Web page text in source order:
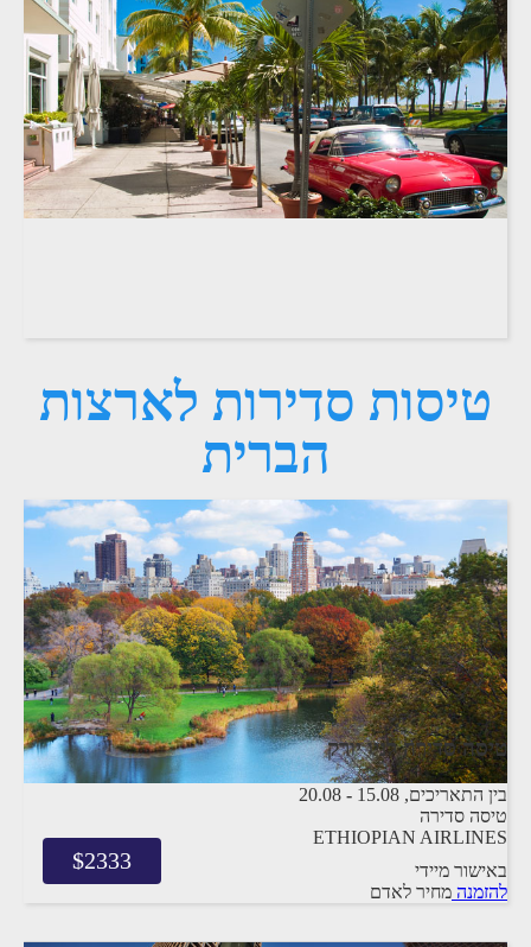
טיסות סדירות לארצות
הברית
טיסה סדירה לניו יורק
בין התאריכים, -
20.08
טיסה סדירה
ETHIOPIAN AIRLINES
באישור מיידי
$2333
להזמנה מחיר לאדם